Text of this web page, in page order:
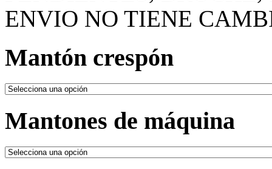
ENVIO NO TIENE
Mantón crespón
Mantones de máquina